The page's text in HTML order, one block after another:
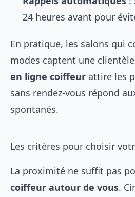
24 heures avant pour
En pratique, les salons qui
modes captent une
en ligne coiffeur attire les
sans rendez-vous répond
spontanés.
Les critères pour choisir
La proximité ne suffit pas
coiffeur autour de vous.